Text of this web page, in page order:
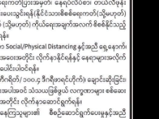
သတ်မှတ်ထားသည့် နေရာများ
အသုံးပြုခြင်းများ ပြုလုပ်ပြီး
း ဖော်ပြထားသည်။
း) သို့ လာရောက်လေ့လာမည့်
ြို့နယ်ရှိ သိမ်ဖြူလမ်းနှင့် မဟာဗ
ော်ရထာလမ်းဆုံတို့တွင် ယူဆောင်
စ်ဆေးသွားမည်ဖြစ်ကြောင်း